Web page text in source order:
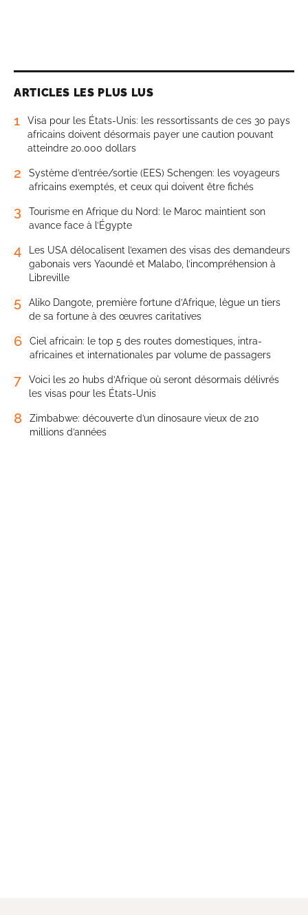
ARTICLES LES PLUS LUS
1
Visa pour les États-Unis: les ressortissants de ces 30 pays
africains doivent désormais payer une caution pouvant
atteindre 20.000 dollars
2
Système d’entrée/sortie (EES) Schengen: les voyageurs
africains exemptés, et ceux qui doivent être fichés
3
Tourisme en Afrique du Nord: le Maroc maintient son
avance face à l’Égypte
4
Les USA délocalisent l’examen des visas des demandeurs
gabonais vers Yaoundé et Malabo, l’incompréhension à
Libreville
5
Aliko Dangote, première fortune d’Afrique, lègue un tiers
de sa fortune à des œuvres caritatives
6
Ciel africain: le top 5 des routes domestiques, intra-
africaines et internationales par volume de passagers
7
Voici les 20 hubs d’Afrique où seront désormais délivrés
les visas pour les États-Unis
8
Zimbabwe: découverte d’un dinosaure vieux de 210
millions d’années